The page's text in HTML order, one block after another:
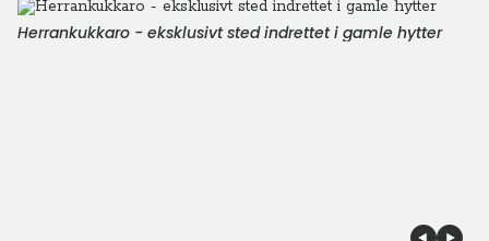
Herrankukkaro - eksklusivt sted indrettet i gamle hytter